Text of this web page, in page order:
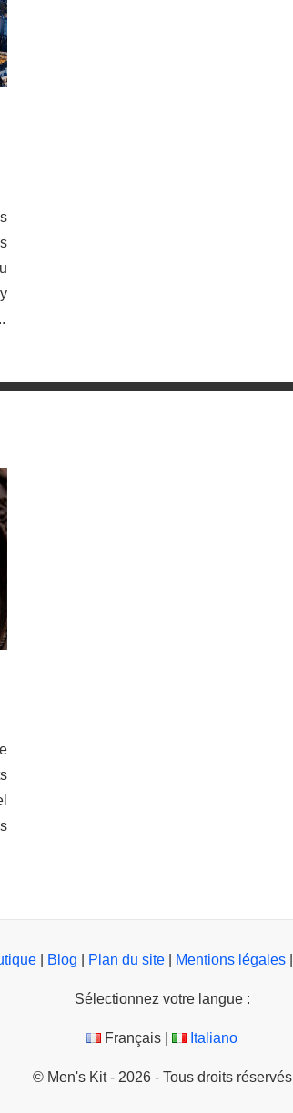
| Blog Plan du site| Mentions légales|
Sélectionnez votre langue :
Français | Italiano
© Men's Kit - 2026 - Tous droits réservés